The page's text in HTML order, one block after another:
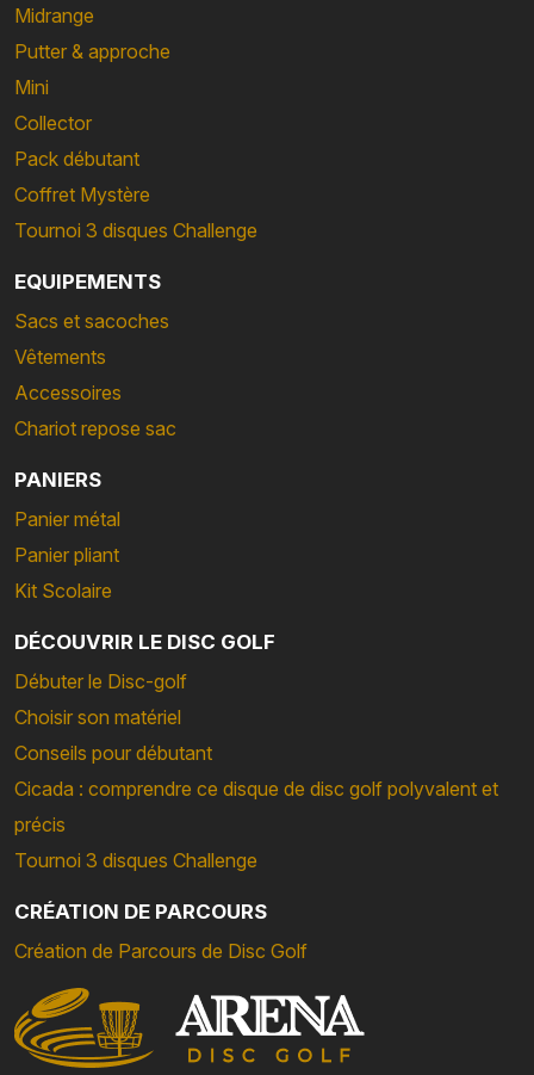
Midrange
Putter & approche
Mini
Collector
Pack débutant
Coffret Mystère
Tournoi 3 disques Challenge
EQUIPEMENTS
Sacs et sacoches
Vêtements
Accessoires
Chariot repose sac
PANIERS
Panier métal
Panier pliant
Kit Scolaire
DÉCOUVRIR LE DISC GOLF
Débuter le Disc-golf
Choisir son matériel
Conseils pour débutant
Cicada : comprendre ce disque de disc golf polyvalent et
précis
Tournoi 3 disques Challenge
CRÉATION DE PARCOURS
Création de Parcours de Disc Golf